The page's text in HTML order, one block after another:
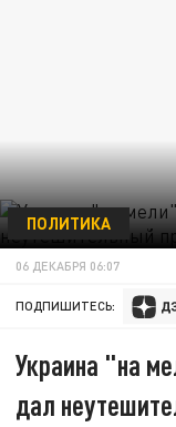
ПОЛИТИКА
06 ДЕКАБРЯ 06:07
ПОДПИШИТЕСЬ:
Украина "на
дал